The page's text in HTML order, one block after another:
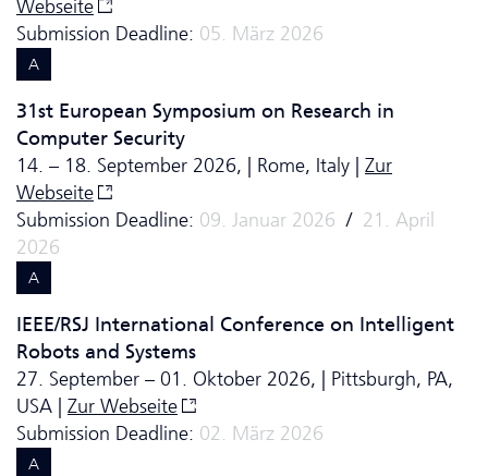
Webseite
Submission Deadline: 05. März 2026
A
31st European Symposium on Research in
Computer Security
14. – 18. September 2026, | Rome, Italy | Zur
Webseite
Submission Deadline: 09. Januar 2026 / 21. April
2026
A
IEEE/RSJ International Conference on Intelligent
Robots and Systems
27. September – 01. Oktober 2026, | Pittsburgh, PA,
USA | Zur Webseite
Submission Deadline: 02. März 2026
A